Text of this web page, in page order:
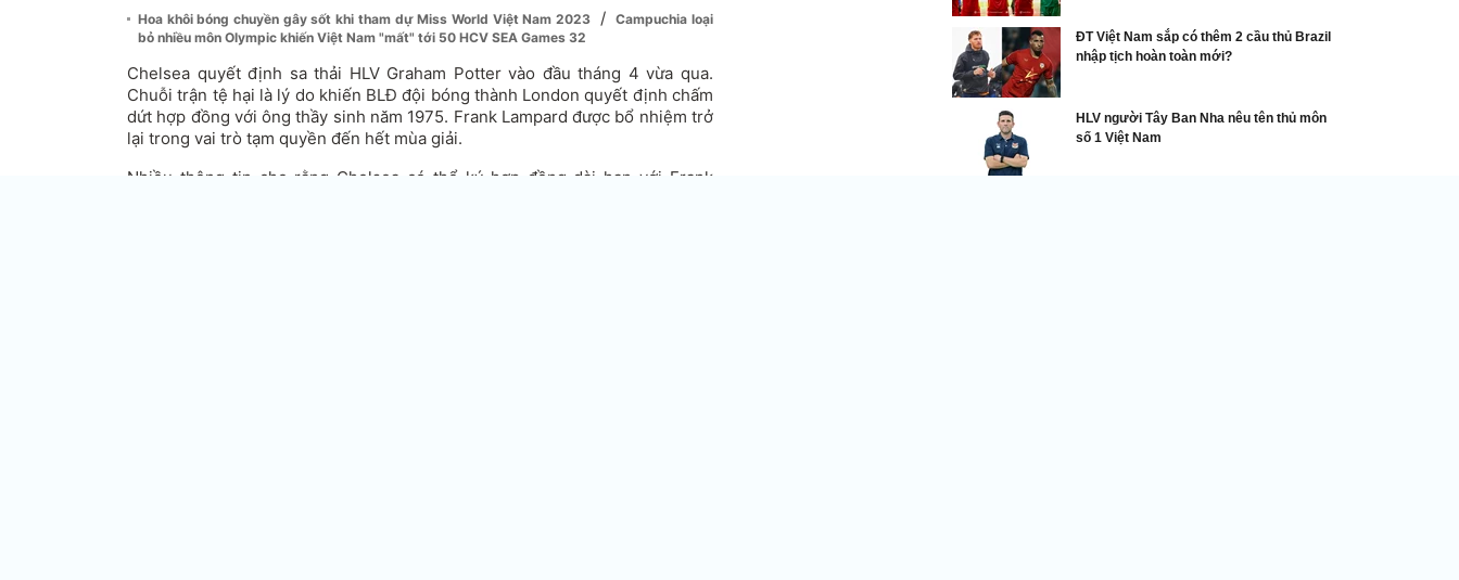
Hoa khôi bóng chuyền gây sốt khi tham dự Miss World Việt Nam 2023 /
Campuchia loại
bỏ nhiều môn Olympic khiến Việt Nam "mất" tới 50 HCV SEA Games 32
Chelsea quyết định sa thải HLV Graham Potter vào đầu tháng 4 vừa qua.
Chuỗi trận tệ hại là lý do khiến BLĐ đội bóng thành London quyết định chấm
dứt hợp đồng với ông thầy sinh năm 1975. Frank Lampard được bổ nhiệm trở
lại trong vai trò tạm quyền đến hết mùa giải.
Nhiều thông tin cho rằng Chelsea có thể ký hợp đồng dài hạn với Frank
ĐT Việt Nam sắp có thêm 2 cầu thủ Brazil
nhập tịch hoàn toàn mới?
HLV người Tây Ban Nha nêu tên thủ môn
số 1 Việt Nam